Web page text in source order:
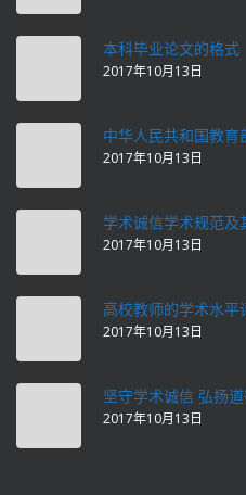
本科毕业论文的格式
2017年10月13日
中华人民共和国教
2017年10月13日
学术诚信学术规范及
2017年10月13日
高校教师的学术水平
2017年10月13日
坚守学术诚信 弘扬
2017年10月13日